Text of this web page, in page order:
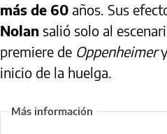
más de 60 años. Sus
Nolan salió solo al
premiere de Oppenheimer
inicio de la huelga.